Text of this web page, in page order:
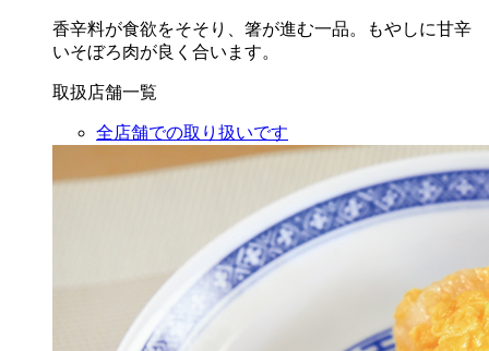
香辛料が食欲をそそり、箸が進む一品。もやしに甘辛
いそぼろ肉が良く合います。
取扱店舗一覧
全店舗での取り扱いです